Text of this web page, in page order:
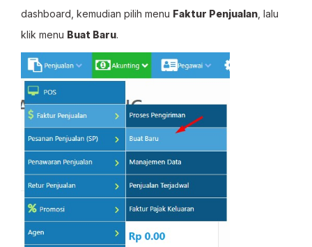
dashboard, kemudian pilih menu Faktur Penjualan , lalu
klik menu Buat Baru.